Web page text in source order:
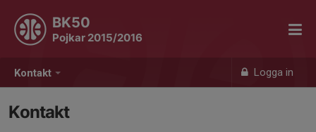
Kontakt Logga in
BK50
Pojkar 2015/2016
Kontakt